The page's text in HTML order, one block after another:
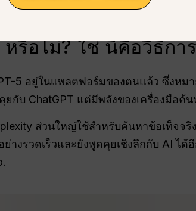
รือไม่? ใช่ นี่คือวิธีการ
5 อยู่ในแพลตฟอร์มของตนแล้ว ซึ่งห
กับ ChatGPT แต่มีพลังของเครื่องมือค้น
ส่วนใหญ่ใช้สำหรับค้นหาข้อเท็จจ
งรวดเร็วและยังพูดคุยเชิงลึกกับ AI ได้